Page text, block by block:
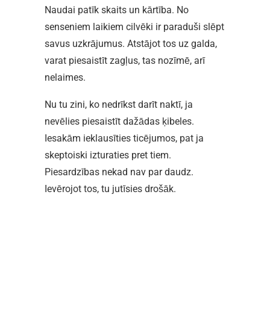
Naudai patīk skaits un kārtība. No
senseniem laikiem cilvēki ir paraduši slēpt
savus uzkrājumus. Atstājot tos uz galda,
varat piesaistīt zagļus, tas nozīmē, arī
nelaimes.
Nu tu zini, ko nedrīkst darīt naktī, ja
nevēlies piesaistīt dažādas ķibeles.
Iesakām ieklausīties ticējumos, pat ja
skeptoiski izturaties pret tiem.
Piesardzības nekad nav par daudz.
Ievērojot tos, tu jutīsies drošāk.